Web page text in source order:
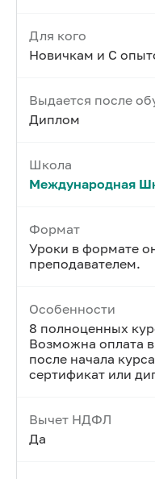
Для кого
Новичкам и С
Выдается после
Диплом
Школа
Международная
Формат
Уроки в формате
преподавателем.
Особенности
8 полноценных
Возможна оплата
после начала
сертификат или
Вычет НДФЛ
Да